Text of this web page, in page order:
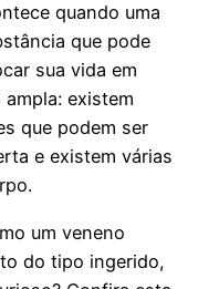
quando uma
que pode
sua vida em
existem
que podem ser
e existem várias
um veneno
do tipo ingerido,